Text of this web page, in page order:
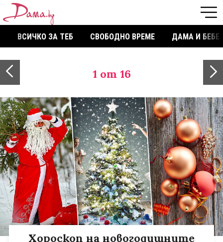
ВСИЧКО ЗА ТЕБ СВОБОДНО ВРЕМЕ ДАМА И БЕБЕ
1 от 16
Хороскоп на новогодишните